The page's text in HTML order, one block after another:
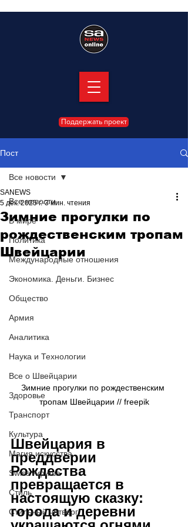
Поддержать проект
Пост
Все новости
В мире
Политика
Международные отношения
Экономика. Деньги. Бизнес
Общество
Армия
Аналитика
Наука и Технологии
Все о Швейцарии
Здоровье
Транспорт
Культура
Магия искусства
Swiss Афиша
Стиль
Стильный четверг
Все новости
Зимние прогулки по
рождественским тропам
Швейцарии
SANEWS
5 дек. 2025 г. 3 мин. чтения
Зимние прогулки по рождественским
тропам Швейцарии // freepik
Швейцария в
преддверии
Рождества
превращается в
настоящую сказку:
города и деревни